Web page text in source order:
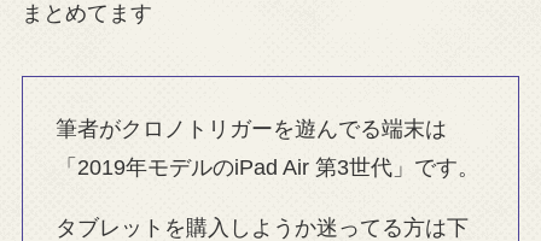
まとめてます
筆者がクロノトリガーを遊んでる端末は
「2019年モデルのiPad Air 第3世代」です。
タブレットを購入しようか迷ってる方は下